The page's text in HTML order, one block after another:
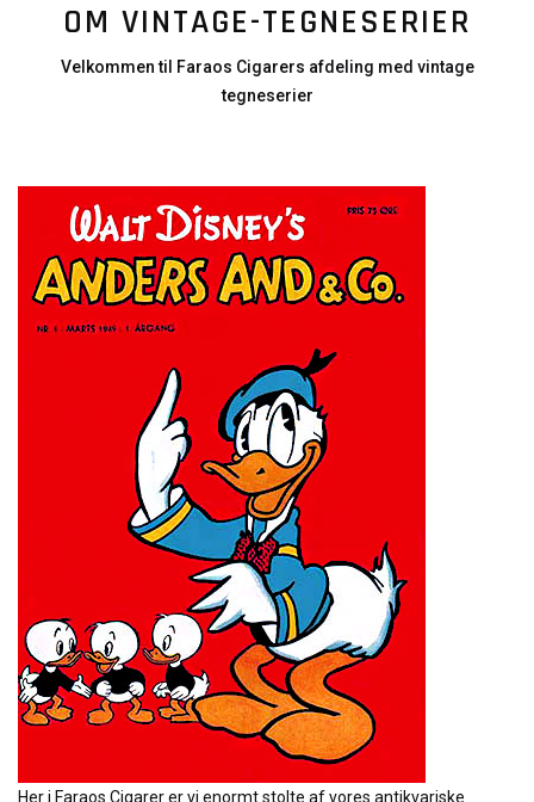
OM VINTAGE-TEGNESERIER
Velkommen til Faraos Cigarers afdeling med vintage
tegneserier
Her i Faraos Cigarer er vi enormt stolte af vores antikvariske